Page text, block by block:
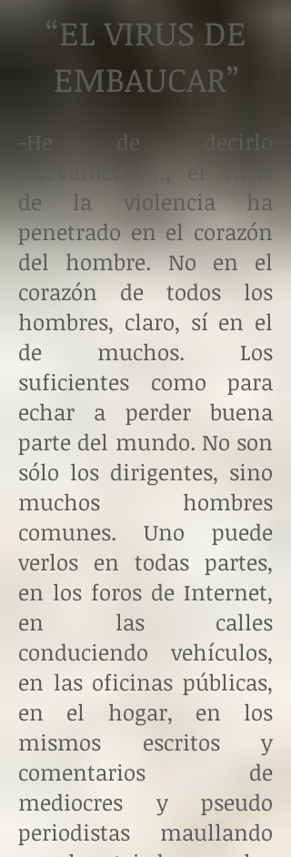
“EL VIRUS DE
EMBAUCAR”
-He de decirlo
de la violencia ha
penetrado en el corazón
del hombre. No en el
corazón de todos los
hombres, claro, sí en el
de muchos. Los
suficientes como para
echar a perder buena
parte del mundo. No son
sólo los dirigentes, sino
muchos hombres
comunes. Uno puede
verlos en todas partes,
en los foros de Internet,
en las calles
conduciendo vehículos,
en las oficinas públicas,
en el hogar, en los
mismos escritos y
comentarios de
mediocres y pseudo
periodistas maullando